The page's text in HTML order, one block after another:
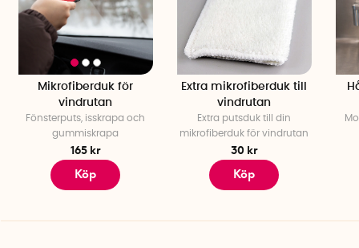
Mikrofiberduk för
vindrutan
Fönsterputs, isskrapa och
gummiskrapa
165 kr
Köp
Extra mikrofiberduk till
vindrutan
Extra putsduk till din
mikrofiberduk för vindrutan
30 kr
Köp